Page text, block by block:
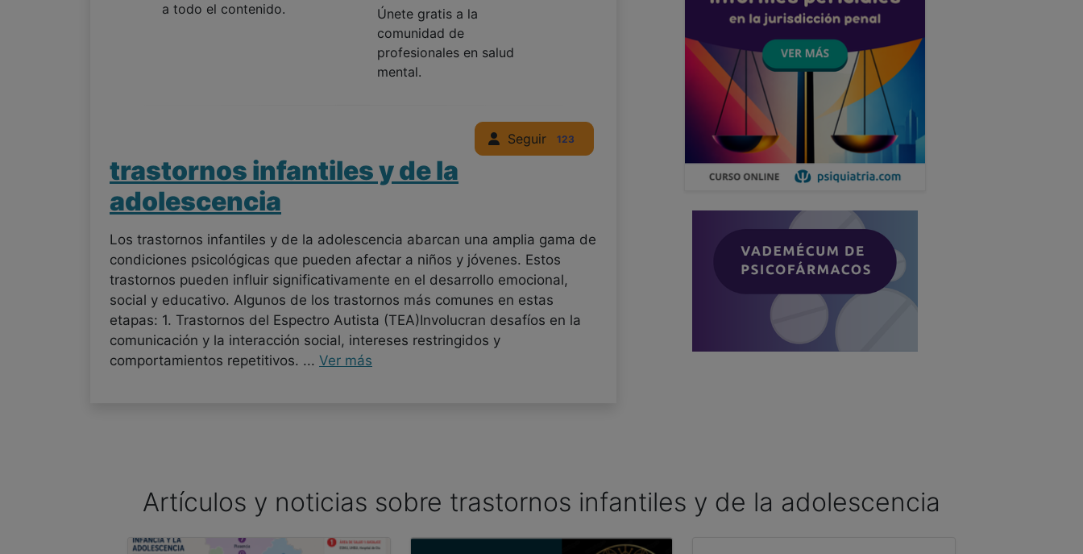
a todo el contenido.
Únete gratis a la
comunidad de
profesionales en salud
mental.
Seguir 123
trastornos infantiles y de la
adolescencia
Los trastornos infantiles y de la adolescencia abarcan una amplia gama de
condiciones psicológicas que pueden afectar a niños y jóvenes. Estos
trastornos pueden influir significativamente en el desarrollo emocional,
social y educativo. Algunos de los trastornos más comunes en estas
etapas: 1. Trastornos del Espectro Autista (TEA)Involucran desafíos en la
comunicación y la interacción social, intereses restringidos y
comportamientos repetitivos. ... Ver más
Artículos y noticias sobre trastornos infantiles y de la adolescencia